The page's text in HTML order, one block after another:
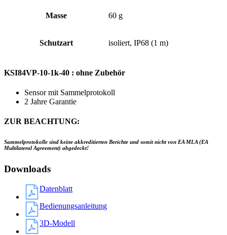
Masse 60 g
Schutzart isoliert, IP68 (1 m)
KSI84VP-10-1k-40 : ohne Zubehör
Sensor mit Sammelprotokoll
2 Jahre Garantie
ZUR BEACHTUNG:
Sammelprotokolle sind keine akkreditierten Berichte und somit nicht von EA MLA (EA
Multilateral Agreement) abgedeckt!
Downloads
Datenblatt
Bedienungsanleitung
3D-Modell